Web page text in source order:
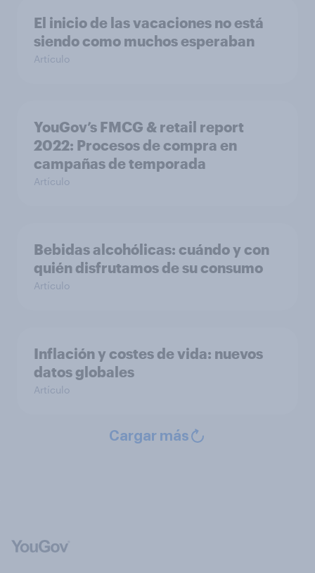
El inicio de las vacaciones no está
siendo como muchos esperaban
Artículo
YouGov’s FMCG & retail report
2022: Procesos de compra en
campañas de temporada
Artículo
Bebidas alcohólicas: cuándo y con
quién disfrutamos de su consumo
Artículo
Inflación y costes de vida: nuevos
datos globales
Artículo
Cargar más